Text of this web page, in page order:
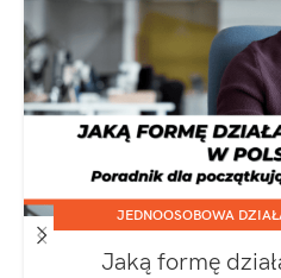
JEDNOOSOBOWA
Jaką formę